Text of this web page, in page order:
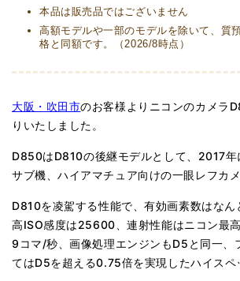
本品は販売品ではございません
高額モデルや一部のモデルを除いて、質
格と同額です。（2026/8時点）
大阪・吹田市のお客様よりニコンのカメラ
りいたしました。
D850はD810の後継モデルとして、2017年
サブ機、ハイアマチュア向けの一眼レフカメ
D810を凌駕する性能で、有効画素数はな
高ISO感度は25600、連射性能はニコン最
9コマ/秒、画像処理エンジンもD5と同一、
てはD5を超える0.75倍を実現したハイスペ